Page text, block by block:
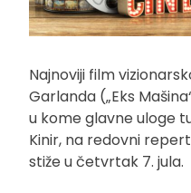
Najnoviji film
Garlanda („Eks
u kome glavne uloge
Kinir, na redovni
stiže u četvrtak 7. jula.